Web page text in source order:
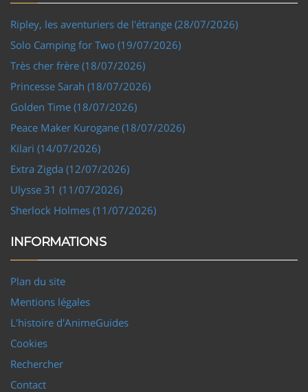
Ripley, les aventuriers de l'étrange (28/07/2026)
Solo Camping for Two (19/07/2026)
Très cher frère (18/07/2026)
Princesse Sarah (18/07/2026)
Golden Time (18/07/2026)
Peace Maker Kurogane (18/07/2026)
Kilari (14/07/2026)
Extra Zigda (12/07/2026)
Ulysse 31 (11/07/2026)
Sherlock Holmes (11/07/2026)
INFORMATIONS
Plan du site
Mentions légales
L'histoire d'AnimeGuides
Cookies
Rechercher
Contact